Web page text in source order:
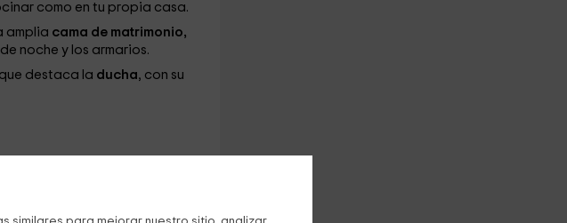
como en tu propia casa.
amplia cama de matrimonio,
noche y los armarios.
destaca la ducha, con su